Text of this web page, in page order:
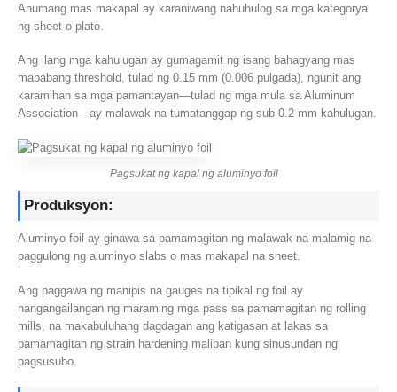
Anumang mas makapal ay karaniwang nahuhulog sa mga kategorya
ng sheet o plato.
Ang ilang mga kahulugan ay gumagamit ng isang bahagyang mas
mababang threshold, tulad ng 0.15 mm (0.006 pulgada), ngunit ang
karamihan sa mga pamantayan—tulad ng mga mula sa Aluminum
Association—ay malawak na tumatanggap ng sub-0.2 mm kahulugan.
Pagsukat ng kapal ng aluminyo foil
Produksyon:
Aluminyo foil ay ginawa sa pamamagitan ng malawak na malamig na
paggulong ng aluminyo slabs o mas makapal na sheet.
Ang paggawa ng manipis na gauges na tipikal ng foil ay
nangangailangan ng maraming mga pass sa pamamagitan ng rolling
mills, na makabuluhang dagdagan ang katigasan at lakas sa
pamamagitan ng strain hardening maliban kung sinusundan ng
pagsusubo.